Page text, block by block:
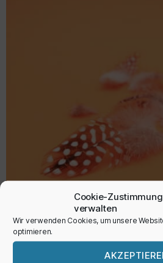
Cookie-Zustimmung
verwalten
Wir verwenden Cookies, um unsere
optimieren.